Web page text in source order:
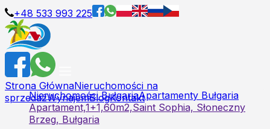
+48 533 993 225
Strona GłównaNieruchomości na
sprzedażWynajemBlogKontakt
Nieruchomości BułgariaApartamenty Bułgaria
Apartament,1+1,60m2,Saint Sophia, Słoneczny
Brzeg, Bułgaria